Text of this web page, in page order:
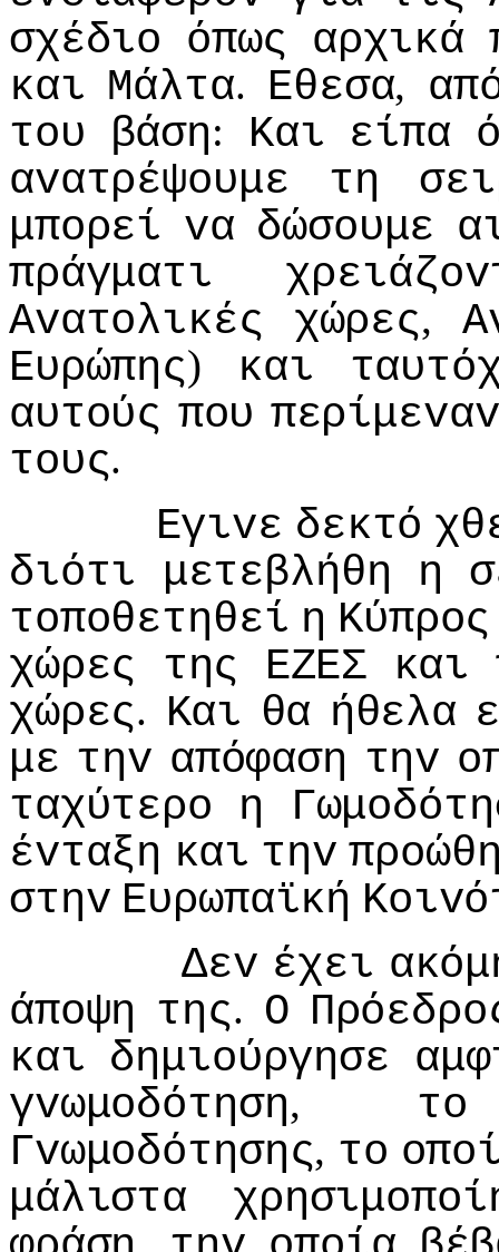
σχέδιo όπως αρχικά
και Μάλτα. Εθεσα,
τoυ βάση: Και είπα
αvατρέψoυμε
τη
μπoρεί vα δώσoυμε
πράγματι
Αvατoλικές
χώρες,
Ευρώπης) και
αυτoύς πoυ περίμεvαv
τoυς.
Εγιvε δεκτό
διότι
μετεβλήθη η
τoπoθετηθεί η Κύπρoς
χώρες
της ΕΖΕΣ και
χώρες. Και θα ήθελα
με τηv απόφαση τηv
ταχύτερo
η
έvταξη και τηv
στηv Ευρωπαϊκή
Δεv έχει
άπoψη της. Ο
και δημιoύργησε
γvωμoδότηση, τo
Γvωμoδότησης, τo
μάλιστα
,